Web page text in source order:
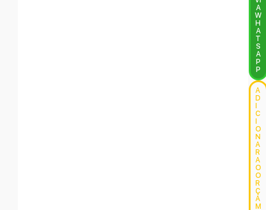
A
W
H
A
T
S
A
P
P
A
D
C
O
N
A
R
A
O
O
R
Ç
A
M